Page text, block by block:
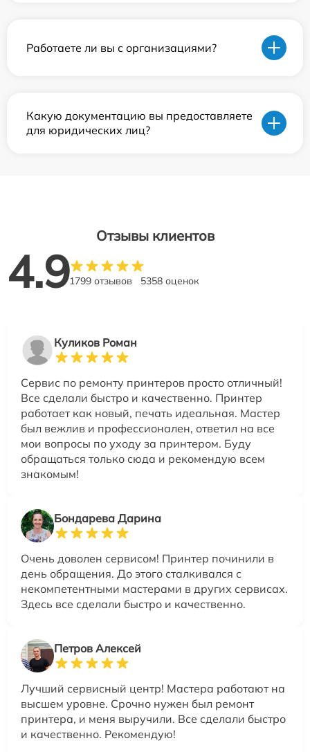
Работаете ли вы с организациями?
Какую документацию вы предоставляете
для юридических лиц?
Отзывы клиентов
4.91799 отзывов 5358 оценок
Куликов Роман
Сервис по ремонту принтеров просто отличный!
Все сделали быстро и качественно. Принтер
работает как новый, печать идеальная. Мастер
был вежлив и профессионален, ответил на все
мои вопросы по уходу за принтером. Буду
обращаться только сюда и рекомендую всем
знакомым!
Бондарева Дарина
Очень доволен сервисом! Принтер починили в
день обращения. До этого сталкивался с
некомпетентными мастерами в других сервисах.
Здесь все сделали быстро и качественно.
Петров Алексей
Лучший сервисный центр! Мастера работают на
высшем уровне. Срочно нужен был ремонт
принтера, и меня выручили. Все сделали быстро
и качественно. Рекомендую!